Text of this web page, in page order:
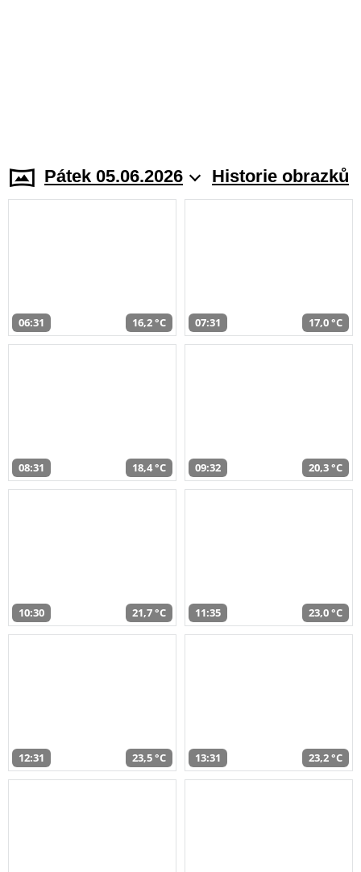
Pátek 05.06.2026 Historie obrazků
06:31 16,2 °C 07:31 17,0 °C
08:31 18,4 °C 09:32 20,3 °C
10:30 21,7 °C 11:35 23,0 °C
12:31 23,5 °C 13:31 23,2 °C